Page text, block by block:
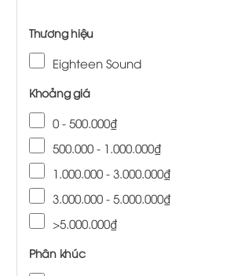
Thương hiệu
Eighteen Sound
Khoảng giá
0 - 500.000₫
500.000 - 1.000.000₫
1.000.000 - 3.000.000₫
3.000.000 - 5.000.000₫
>5.000.000₫
Phân khúc